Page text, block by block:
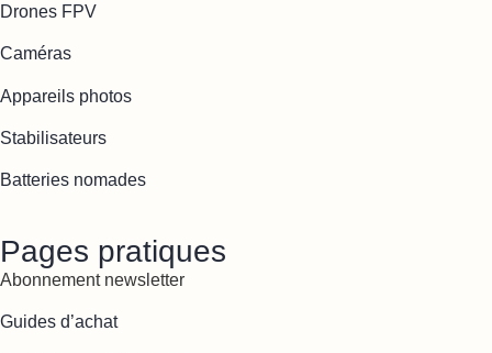
Drones FPV
Caméras
Appareils photos
Stabilisateurs
Batteries nomades
Pages pratiques
Abonnement newsletter
Guides d’achat